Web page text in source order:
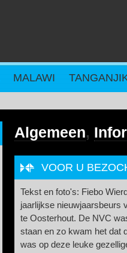
MALAWI
Algemeen,
VOOR U
Tekst en foto's: Fiebo
jaarlijkse nieuwjaarsbeurs
te Oosterhout. De NVC
staan en zo kwam het dat
was op deze leuke